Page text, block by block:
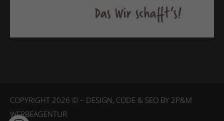
COPYRIGHT 2026 © – DESIGN, CODE & SEO BY 2P&M
WERBEAGENTUR.